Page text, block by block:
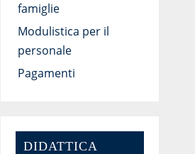
famiglie
Modulistica per il
personale
Pagamenti
DIDATTICA